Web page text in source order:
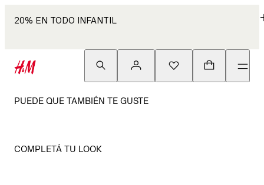
20% EN TODO INFANTIL
PUEDE QUE TAMBIÉN TE GUSTE
COMPLETÁ TU LOOK